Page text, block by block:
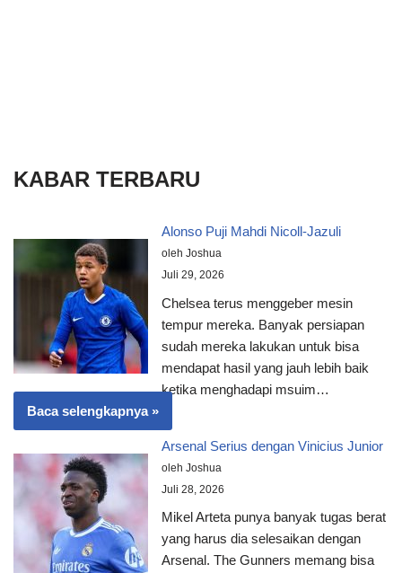
KABAR TERBARU
Alonso Puji Mahdi Nicoll-Jazuli
oleh Joshua
Juli 29, 2026
Chelsea terus menggeber mesin
tempur mereka. Banyak persiapan
sudah mereka lakukan untuk bisa
mendapat hasil yang jauh lebih baik
ketika menghadapi msuim…
Baca selengkapnya »
Arsenal Serius dengan Vinicius Junior
oleh Joshua
Juli 28, 2026
Mikel Arteta punya banyak tugas berat
yang harus dia selesaikan dengan
Arsenal. The Gunners memang bisa